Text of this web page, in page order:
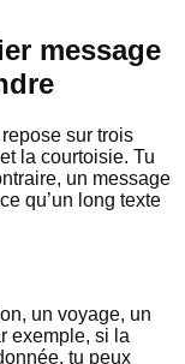
message
sur trois
la courtoisie. Tu
un message
qu’un long texte
un voyage, un
exemple, si la
tu peux